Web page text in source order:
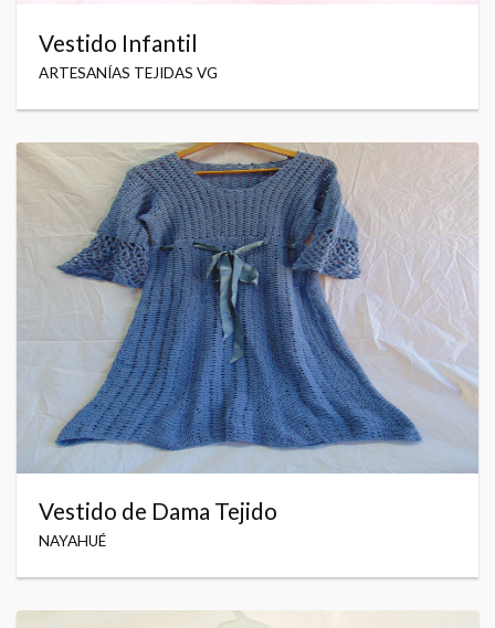
Vestido Infantil
ARTESANÍAS TEJIDAS VG
Vestido de Dama Tejido
NAYAHUÉ